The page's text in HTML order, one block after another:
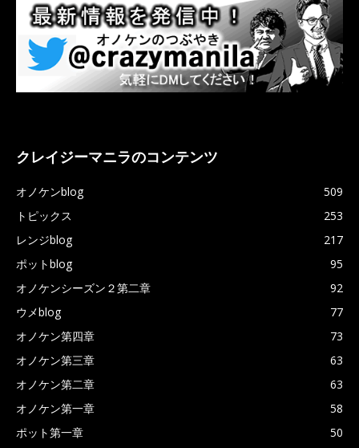
クレイジーマニラのコンテンツ
オノケンblog
509
トピックス
253
レンジblog
217
ポットblog
95
オノケンシーズン２第二章
92
ウメblog
77
オノケン第四章
73
オノケン第三章
63
オノケン第二章
63
オノケン第一章
58
ポット第一章
50